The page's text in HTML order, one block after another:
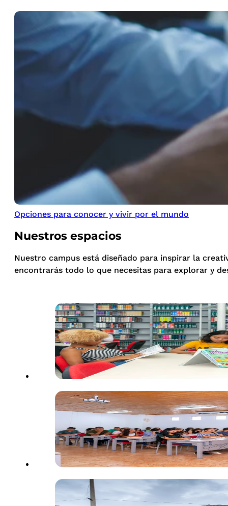
Opciones para conocer y vivir por el mundo
Nuestros espacios
Nuestro campus está diseñado para inspirar la
encontrarás todo lo que necesitas para explorar y